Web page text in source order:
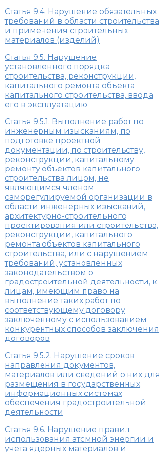
Статья 9.4. Нарушение обязательных
требований в области строительства
и применения строительных
материалов (изделий)
Статья 9.5. Нарушение
установленного порядка
строительства, реконструкции,
капитального ремонта объекта
капитального строительства, ввода
его в эксплуатацию
Статья 9.5.1. Выполнение работ по
инженерным изысканиям, по
подготовке проектной
документации, по строительству,
реконструкции, капитальному
ремонту объектов капитального
строительства лицом, не
являющимся членом
саморегулируемой организации в
области инженерных изысканий,
архитектурно-строительного
проектирования или строительства,
реконструкции, капитального
ремонта объектов капитального
строительства, или с нарушением
требований, установленных
законодательством о
градостроительной деятельности, к
лицам, имеющим право на
выполнение таких работ по
соответствующему договору,
заключенному с использованием
конкурентных способов заключения
договоров
Статья 9.5.2. Нарушение сроков
направления документов,
материалов или сведений о них для
размещения в государственных
информационных системах
обеспечения градостроительной
деятельности
Статья 9.6. Нарушение правил
использования атомной энергии и
учета ядерных материалов и